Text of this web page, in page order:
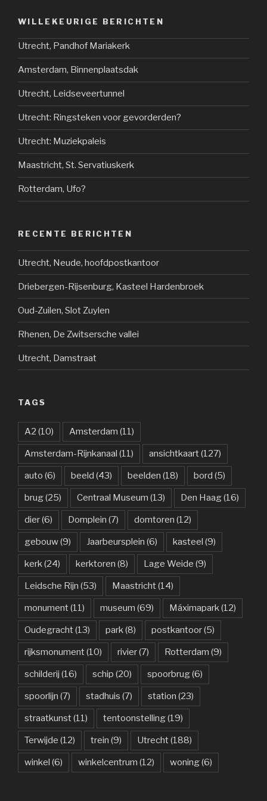
WILLEKEURIGE BERICHTEN
Utrecht, Pandhof Mariakerk
Amsterdam, Binnenplaatsdak
Utrecht, Leidseveertunnel
Utrecht: Ringsteken voor gevorderden?
Utrecht: Muziekpaleis
Maastricht, St. Servatiuskerk
Rotterdam, Ufo?
RECENTE BERICHTEN
Utrecht, Neude, hoofdpostkantoor
Driebergen-Rijsenburg, Kasteel Hardenbroek
Oud-Zuilen, Slot Zuylen
Rhenen, De Zwitsersche vallei
Utrecht, Damstraat
TAGS
A2 (10) Amsterdam (11)
Amsterdam-Rijnkanaal (11) ansichtkaart(127)
auto (6) beeld (43) beelden (18) bord (5)
brug(25) Centraal Museum (13) Den Haag(16)
dier(6) Domplein (7) domtoren (12)
gebouw(9) Jaarbeursplein (6) kasteel (9)
kerk(24) kerktoren (8) Lage Weide (9)
Leidsche Rijn (53) Maastricht(14)
monument(11) museum (69) Máximapark(12)
Oudegracht(13) park(8) postkantoor(5)
rijksmonument(10) rivier(7) Rotterdam (9)
schilderij (16) schip (20) spoorbrug(6)
spoorlijn (7) stadhuis (7) station (23)
straatkunst(11) tentoonstelling(19)
Terwijde (12) trein (9) Utrecht(188)
winkel (6) winkelcentrum (12) woning(6)